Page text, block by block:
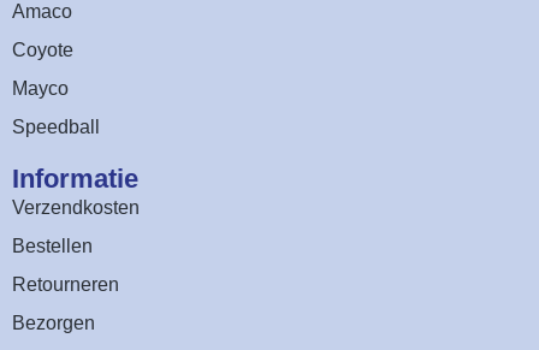
Amaco
Coyote
Mayco
Speedball
Informatie
Verzendkosten
Bestellen
Retourneren
Bezorgen